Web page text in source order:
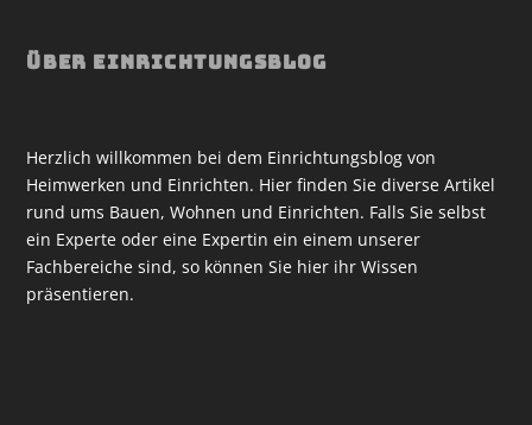
ÜBER EINRICHTUNGSBLOG
Herzlich willkommen bei dem Einrichtungsblog von
Heimwerken und Einrichten. Hier finden Sie diverse Artikel
rund ums Bauen, Wohnen und Einrichten. Falls Sie selbst
ein Experte oder eine Expertin ein einem unserer
Fachbereiche sind, so können Sie hier ihr Wissen
präsentieren.